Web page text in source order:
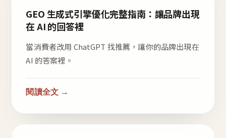
GEO 生成式引擎優化完整指南：讓品牌出現
在 AI 的回答裡
當消費者改用 ChatGPT 找推薦，讓你的品牌出現在
AI 的答案裡。
閱讀全文 →